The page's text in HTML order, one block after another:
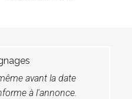
avant la date
à l'annonce.